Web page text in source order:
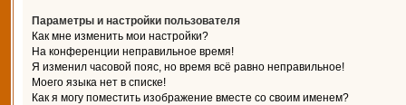
Параметры и настройки пользователя
Как мне изменить мои настройки?
На конференции неправильное время!
Я изменил часовой пояс, но время всё равно неправильное!
Моего языка нет в списке!
Как я могу поместить изображение вместе со своим именем?